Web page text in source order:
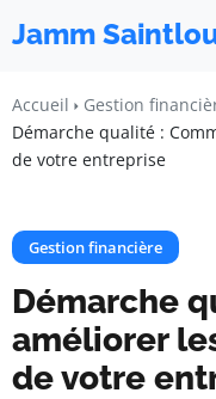
Jamm
Accueil
Gestion
Démarche qualité :
de votre entreprise
Gestion financière
Démarche
améliorer
de votre